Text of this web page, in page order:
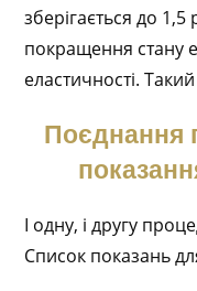
зберігається до 1,5
покращення стану
еластичності.
Поєднання
І одну, і другу
Список показань